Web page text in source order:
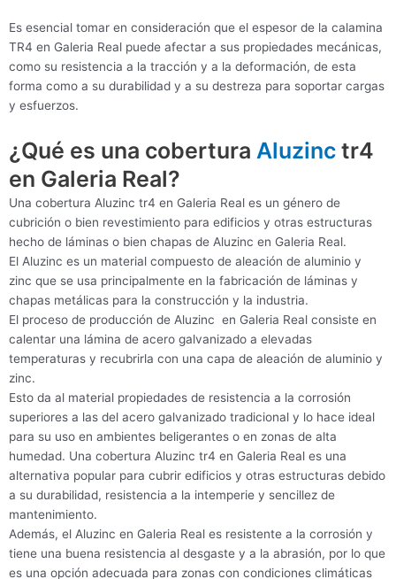
Es esencial tomar en consideración que el espesor de la calamina
TR4 en Galeria Real puede afectar a sus propiedades mecánicas,
como su resistencia a la tracción y a la deformación, de esta
forma como a su durabilidad y a su destreza para soportar cargas
y esfuerzos.
¿Qué es una cobertura Aluzinc tr4
en Galeria Real?
Una cobertura Aluzinc tr4 en Galeria Real es un género de
cubrición o bien revestimiento para edificios y otras estructuras
hecho de láminas o bien chapas de Aluzinc en Galeria Real.
El Aluzinc es un material compuesto de aleación de aluminio y
zinc que se usa principalmente en la fabricación de láminas y
chapas metálicas para la construcción y la industria.
El proceso de producción de Aluzinc en Galeria Real consiste en
calentar una lámina de acero galvanizado a elevadas
temperaturas y recubrirla con una capa de aleación de aluminio y
zinc.
Esto da al material propiedades de resistencia a la corrosión
superiores a las del acero galvanizado tradicional y lo hace ideal
para su uso en ambientes beligerantes o en zonas de alta
humedad. Una cobertura Aluzinc tr4 en Galeria Real es una
alternativa popular para cubrir edificios y otras estructuras debido
a su durabilidad, resistencia a la intemperie y sencillez de
mantenimiento.
Además, el Aluzinc en Galeria Real es resistente a la corrosión y
tiene una buena resistencia al desgaste y a la abrasión, por lo que
es una opción adecuada para zonas con condiciones climáticas